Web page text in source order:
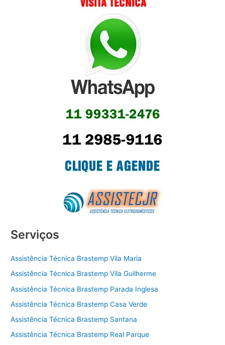
Serviços
Assistência Técnica Brastemp Vila Maria
Assistência Técnica Brastemp Vila Guilherme
Assistência Técnica Brastemp Parada Inglesa
Assistência Técnica Brastemp Casa Verde
Assistência Técnica Brastemp Santana
Assistência Técnica Brastemp Real Parque